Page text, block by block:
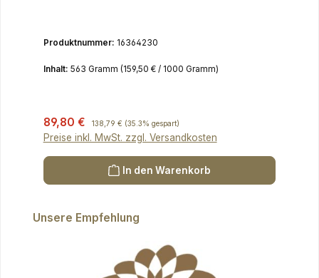
Produktnummer: 16364230
Inhalt: 563 Gramm (159,50 € / 1000 Gramm)
Verkaufspreis:
89,80 € Regulärer Preis:
138,79 € (35.3% gespart)
Preise inkl. MwSt. zzgl. Versandkosten
In den Warenkorb
Produktgalerie überspringen
Unsere Empfehlung